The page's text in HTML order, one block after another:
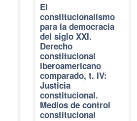
El
constitucionalismo
para la democracia
del siglo XXI.
Derecho
constitucional
iberoamericano
comparado, t. IV:
Justicia
constitucional.
Medios de control
constitucional